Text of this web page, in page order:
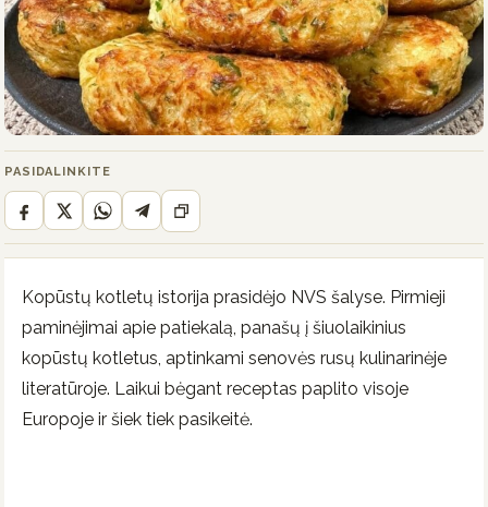
PASIDALINKITE
Kopūstų kotletų istorija prasidėjo NVS šalyse. Pirmieji
paminėjimai apie patiekalą, panašų į šiuolaikinius
kopūstų kotletus, aptinkami senovės rusų kulinarinėje
literatūroje. Laikui bėgant receptas paplito visoje
Europoje ir šiek tiek pasikeitė.